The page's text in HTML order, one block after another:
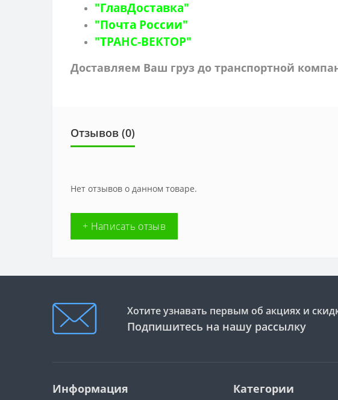
"ГлавДоставка"
"Почта России"
"ТРАНС-ВЕКТОР"
Доставляем Ваш груз до транспортной
Отзывов (0)
Нет отзывов о данном товаре.
+ Написать отзыв
Хотите узнавать первым об акциях и
Подпишитесь на нашу рассылку
Информация Категории